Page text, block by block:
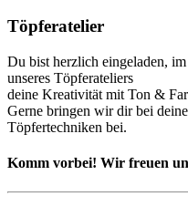
Töpferatelier
Du bist herzlich eingeladen,
unseres Töpferateliers
deine Kreativität mit Ton &
Gerne bringen wir dir bei
Töpfertechniken bei.
Komm vorbei! Wir freuen